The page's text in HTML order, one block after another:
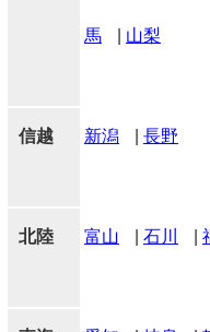
馬 山梨
信越 新潟 長野
北陸 富山 石川